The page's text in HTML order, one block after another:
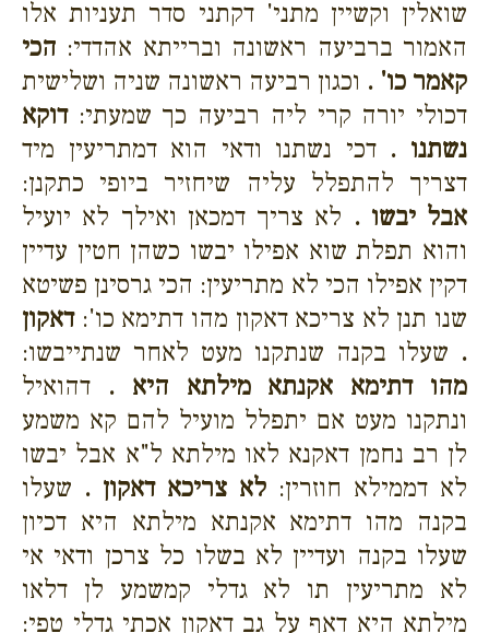
שואלין וקשיין מתני' דקתני סדר תעניות אלו
האמור ברביעה ראשונה וברייתא אהדדי: הכי
קאמר כו' . וכגון רביעה ראשונה שניה ושלישית
דכולי יורה קרי ליה רביעה כך שמעתי:דוקא
נשתנו . דכי נשתנו ודאי הוא דמתריעין מיד
דצריך להתפלל עליה שיחזיר ביופי כתקנן:
אבל יבשו . לא צריך דמכאן ואילך לא יועיל
והוא תפלת שוא אפילו יבשו כשהן חטין עדיין
דקין אפילו הכי לא מתריעין: הכי גרסינן פשיטא
שנו תנן לא צריכא דאקון מהו דתימא כו':דאקון
. שעלו בקנה שנתקנו מעט לאחר שנתייבשו:
מהו דתימא אקנתא מילתא היא . דהואיל
ונתקנו מעט אם יתפלל מועיל להם קא משמע
לן רב נחמן דאקנא לאו מילתא ל"א אבל יבשו
לא דממילא חוזרין: לא צריכא דאקון . שעלו
בקנה מהו דתימא אקנתא מילתא היא דכיון
שעלו בקנה ועדיין לא בשלו כל צרכן ודאי אי
לא מתריעין תו לא גדלי קמשמע לן דלאו
מילתא היא דאף על גב דאקון אכתי גדלי טפי: